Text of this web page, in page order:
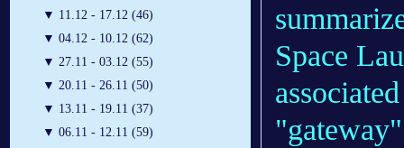
▼ 11.12 - 17.12 (46)
▼ 04.12 - 10.12 (62)
▼ 27.11 - 03.12 (55)
▼ 20.11 - 26.11 (50)
▼ 13.11 - 19.11 (37)
▼ 06.11 - 12.11 (59)
Space